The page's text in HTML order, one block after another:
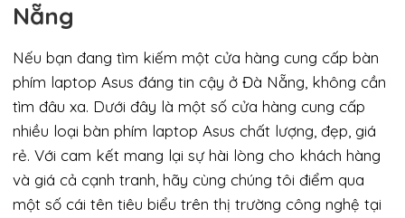
Nẵng
Nếu bạn đang tìm kiếm một cửa hàng cung cấp bàn
phím laptop Asus đáng tin cậy ở Đà Nẵng, không cần
tìm đâu xa. Dưới đây là một số cửa hàng cung cấp
nhiều loại bàn phím laptop Asus chất lượng, đẹp, giá
rẻ. Với cam kết mang lại sự hài lòng cho khách hàng
và giá cả cạnh tranh, hãy cùng chúng tôi điểm qua
một số cái tên tiêu biểu trên thị trường công nghệ tại